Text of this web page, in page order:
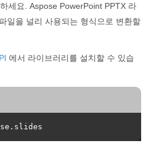
세요. Aspose PowerPoint PPTX 라
일을 널리 사용되는 형식으로 변환할
에서 라이브러리를 설치할 수 있습